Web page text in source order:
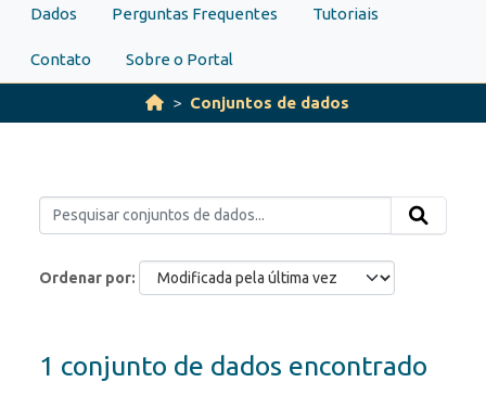
Dados Perguntas Frequentes Tutoriais
Contato Sobre o Portal
Conjuntos de dados
Ordenar por
1 conjunto de dados encontrado